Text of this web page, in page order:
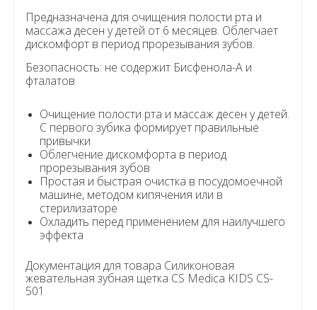
Предназначена для очищения полости рта и
массажа десен у детей от 6 месяцев. Облегчает
дискомфорт в период прорезывания зубов.
Безопасность: не содержит Бисфенола-А и
фталатов
Очищение полости рта и массаж десен у детей.
С первого зубика формирует правильные
привычки
Облегчение дискомфорта в период
прорезывания зубов
Простая и быстрая очистка в посудомоечной
машине, методом кипячения или в
стерилизаторе
Охладить перед применением для наилучшего
эффекта
Документация для товара Силиконовая
жевательная зубная щетка CS Medica KIDS CS-
501